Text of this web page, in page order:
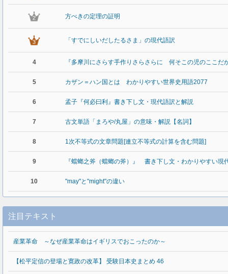
方べきの定理の証明
「すでにしいだしたるさま」の現代語訳
4 『多摩川にさらす手作りさらさらに 何そこの児のここだ
5 カザン＝ハン国とは わかりやすい世界史用語2077
6 孟子『何必曰利』書き下し文・現代語訳と解説
7 古文単語「まろや/丸屋」の意味・解説【名詞】
8 1次不等式の文章問題[連立不等式の計算を含む問題]
9 『蟷螂之斧（蟷螂の斧）』 書き下し文・わかりやすい現
10 "may"と"might"の違い
注目テキスト
産業革命 ～なぜ産業革命はイギリスでおこったのか～
【松平定信の登場と寛政の改革】 受験日本史まとめ 46